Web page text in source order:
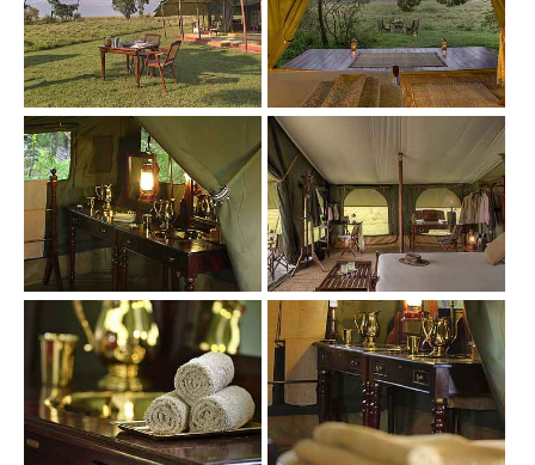
Show larger version Show larger version
Show larger version Show larger version